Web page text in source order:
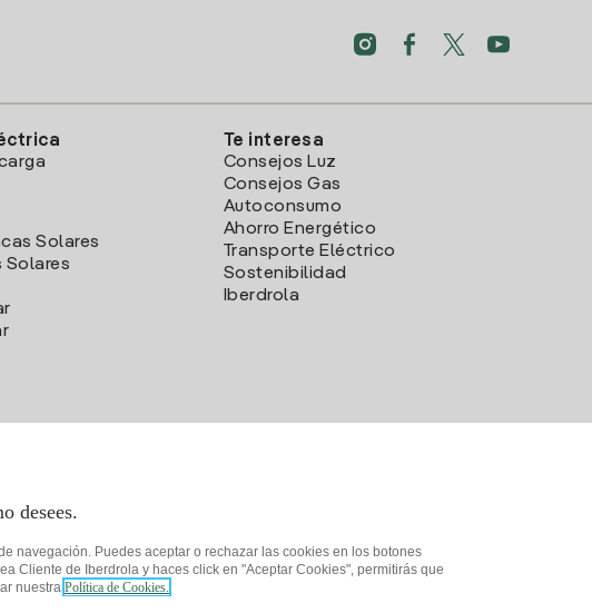
Solares
Solares
Te interesa
Consejos Luz
Consejos Gas
Autoconsumo
Ahorro Energético
Transporte Eléctrico
Sostenibilidad
Iberdrola
desees.
navegación. Puedes aceptar o rechazar las cookies en los botones
Cliente de Iberdrola y haces click en "Aceptar Cookies", permitirás que
nuestra Política de Cookies.